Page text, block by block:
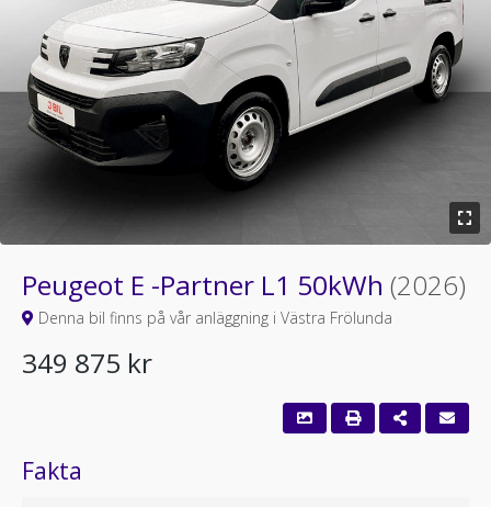
Peugeot E -Partner L1 50kWh (2026)
Denna bil finns på vår anläggning i Västra Frölunda
349 875 kr
Fakta